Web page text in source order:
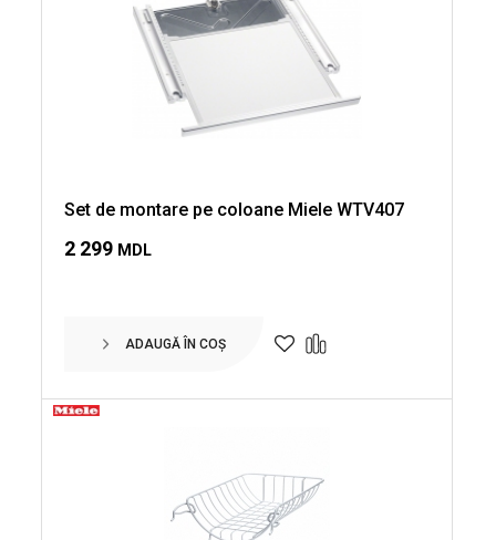
Set de montare pe coloane Miele WTV407
2 299 MDL
ADAUGĂ ÎN COȘ